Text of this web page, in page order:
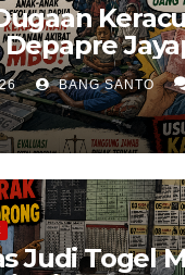
Depapre
Minta
Dapur
& Evaluasi
BANG SANTO
Judi Togel